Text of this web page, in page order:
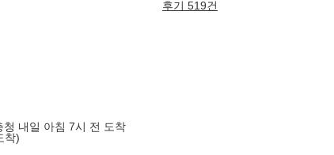
후기 519건
내일 아침 7시 전 도착
착)